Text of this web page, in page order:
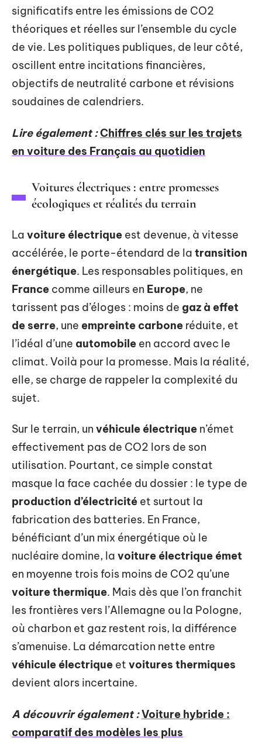
significatifs entre les émissions de CO2
théoriques et réelles sur l’ensemble du cycle
de vie. Les politiques publiques, de leur côté,
oscillent entre incitations financières,
objectifs de neutralité carbone et révisions
soudaines de calendriers.
Lire également :Chiffres clés sur les trajets
en voiture des Français au quotidien
Voitures électriques : entre promesses
écologiques et réalités du terrain
La voiture électrique est devenue, à vitesse
accélérée, le porte-étendard de la transition
énergétique. Les responsables politiques, en
France comme ailleurs en Europe, ne
tarissent pas d’éloges : moins de gaz à effet
de serre, une empreinte carbone réduite, et
l’idéal d’une automobile en accord avec le
climat. Voilà pour la promesse. Mais la réalité,
elle, se charge de rappeler la complexité du
sujet.
Sur le terrain, un véhicule électrique n’émet
effectivement pas de CO2 lors de son
utilisation. Pourtant, ce simple constat
masque la face cachée du dossier : le type de
production d’électricité et surtout la
fabrication des batteries. En France,
bénéficiant d’un mix énergétique où le
nucléaire domine, la voiture électrique émet
en moyenne trois fois moins de CO2 qu’une
voiture thermique. Mais dès que l’on franchit
les frontières vers l’Allemagne ou la Pologne,
où charbon et gaz restent rois, la différence
s’amenuise. La démarcation nette entre
véhicule électrique et voitures thermiques
devient alors incertaine.
A découvrir également :Voiture hybride :
comparatif des modèles les plus